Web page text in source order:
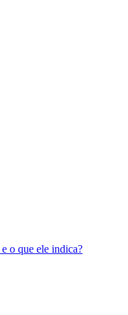
o que ele indica?